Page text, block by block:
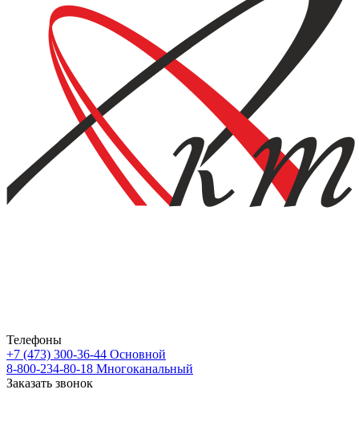
Телефоны
+7 (473) 300-36-44 Основной
8-800-234-80-18 Многоканальный
Заказать звонок